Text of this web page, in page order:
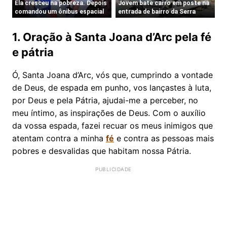
1. Oração à Santa Joana d’Arc pela fé
e pátria
Ó, Santa Joana d’Arc, vós que, cumprindo a vontade
de Deus, de espada em punho, vos lançastes à luta,
por Deus e pela Pátria, ajudai-me a perceber, no
meu íntimo, as inspirações de Deus. Com o auxílio
da vossa espada, fazei recuar os meus inimigos que
atentam contra a minha fé e contra as pessoas mais
pobres e desvalidas que habitam nossa Pátria.